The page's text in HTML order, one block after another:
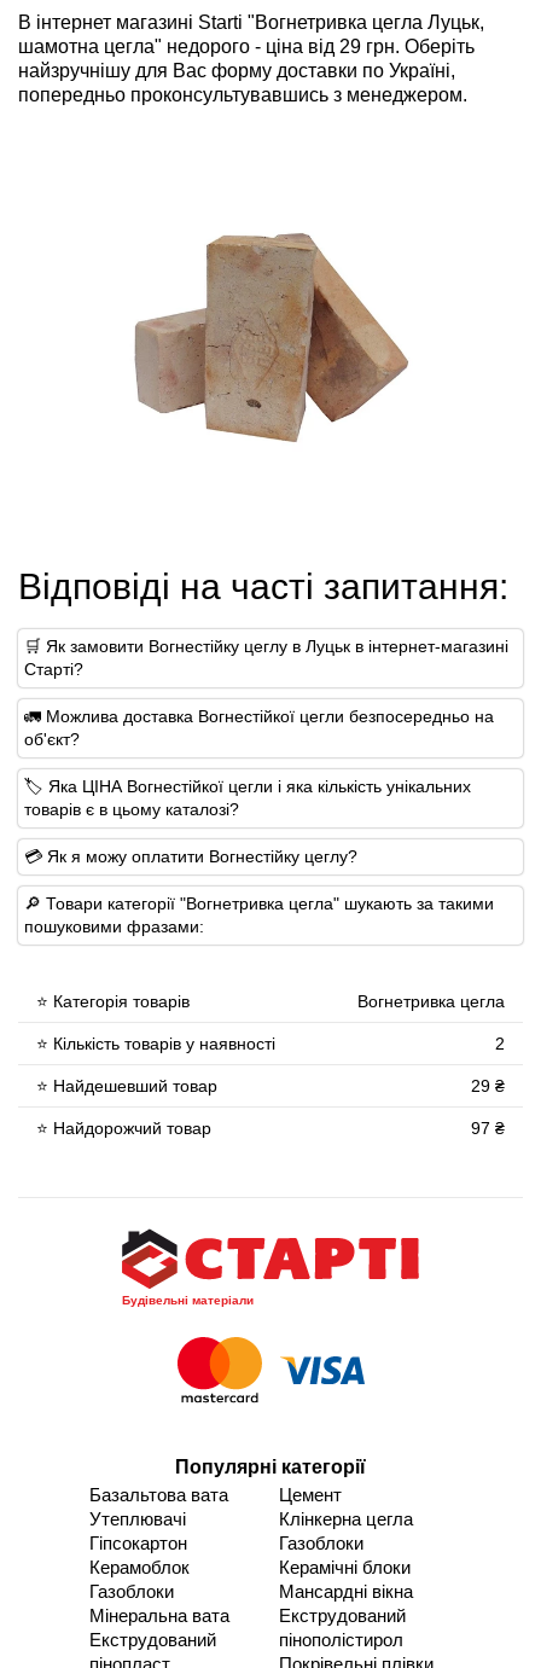
В інтернет магазині Starti "Вогнетривка цегла Луцьк,
шамотна цегла" недорого - ціна від 29 грн. Оберіть
найзручнішу для Вас форму доставки по Україні,
попередньо проконсультувавшись з менеджером.
Відповіді на часті запитання:
🛒 Як замовити Вогнестійку цеглу в Луцьк в інтернет-магазині
Старті?
🚛 Можлива доставка Вогнестійкої цегли безпосередньо на
об'єкт?
🏷 Яка ЦІНА Вогнестійкої цегли і яка кількість унікальних
товарів є в цьому каталозі?
💳 Як я можу оплатити Вогнестійку цеглу?
🔎 Товари категорії "Вогнетривка цегла" шукають за такими
пошуковими фразами:
⭐ Категорія товарів Вогнетривка цегла
⭐ Кількість товарів у наявності 2
⭐ Найдешевший товар 29 ₴
⭐ Найдорожчий товар 97 ₴
Будівельні матеріали
Популярні категорії
Базальтова вата
Утеплювачі
Гіпсокартон
Керамоблок
Газоблоки
Мінеральна вата
Екструдований
пінопласт
Цемент
Клінкерна цегла
Газоблоки
Керамічні блоки
Мансардні вікна
Екструдований
пінополістирол
Покрівельні плівки